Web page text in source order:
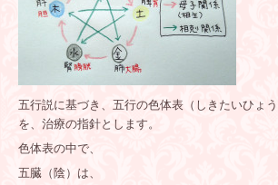
五行説に基づき、五行の色体表（しきたいひょ
を、治療の指針とします。
色体表の中で、
五臓（陰）は、